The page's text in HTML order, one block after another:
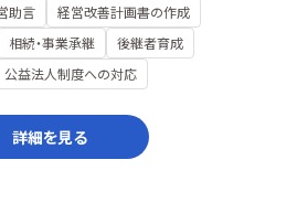
助言
経営改善計画書の作成
相続・事業承継
後継者育成
公益法人制度への対応
詳細を見る